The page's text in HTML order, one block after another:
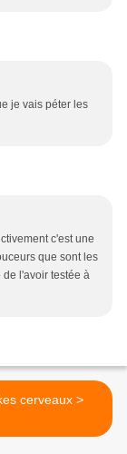
je vais péter les
c'est une
que sont les
de l'avoir testée à
Cupcakes cerveaux >